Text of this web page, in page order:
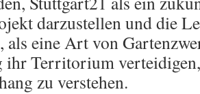
darzustellen und die
als eine Art von
ihr Territorium
zu verstehen.